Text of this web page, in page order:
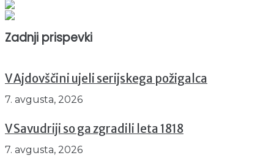
Zadnji prispevki
V Ajdovščini ujeli serijskega požigalca
7. avgusta, 2026
V Savudriji so ga zgradili leta 1818
7. avgusta, 2026